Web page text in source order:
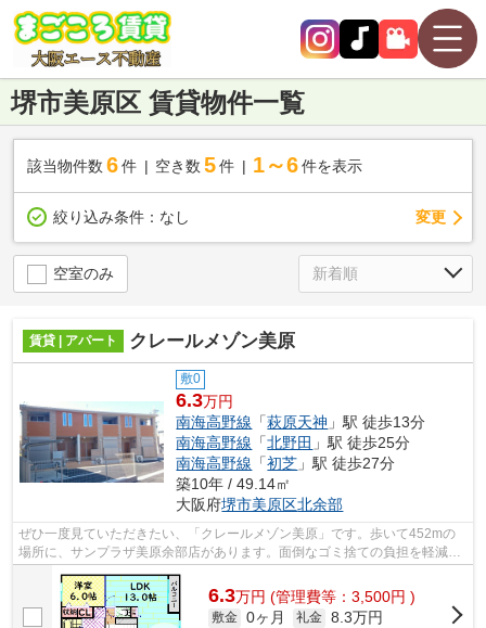
堺市美原区 賃貸物件一覧
該当物件数 6件 空き数 5 件 1～6 件を表示
絞り込み条件： なし 変更
空室のみ
賃貸 | アパート クレールメゾン美原
敷0
6.3万円
南海高野線 「萩原天神 」駅 徒歩13分
南海高野線 「北野田 」駅 徒歩25分
南海高野線 「初芝 」駅 徒歩27分
築10年 / 49.14㎡
大阪府堺市美原区北余部
ぜひ一度見ていただきたい、「クレールメゾン美原」です。歩いて452mの
場所に、サンプラザ美原余部店があります。面倒なゴミ捨ての負担を軽減さ
せることができるのが敷地内ごみ置き場...
6.3万円 (管理費等：3,500円 )
敷金 0ヶ月 礼金 8.3万円